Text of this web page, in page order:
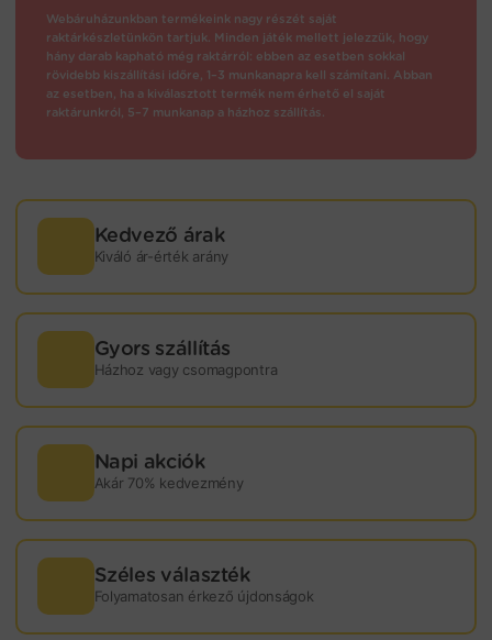
Webáruházunkban termékeink nagy részét saját
raktárkészletünkön tartjuk. Minden játék mellett jelezzük, hogy
hány darab kapható még raktárról: ebben az esetben sokkal
rövidebb kiszállítási időre, 1–3 munkanapra kell számítani. Abban
az esetben, ha a kiválasztott termék nem érhető el saját
raktárunkról, 5–7 munkanap a házhoz szállítás.
Kedvező árak
Kiváló ár-érték arány
Gyors szállítás
Házhoz vagy csomagpontra
Napi akciók
Akár 70% kedvezmény
Széles választék
Folyamatosan érkező újdonságok